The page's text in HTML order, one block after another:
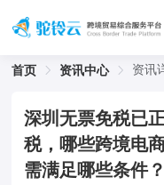
首页 资讯中心 资讯
深圳无票免税已
税，哪些跨境电
需满足哪些条件